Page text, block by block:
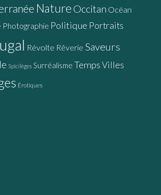
Nature Occitan Océan
Photographie Politique Portraits
Révolte Rêverie Saveurs
Spicilèges Surréalisme TempsVilles
Érotiques